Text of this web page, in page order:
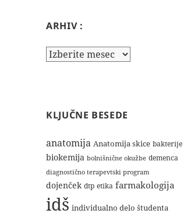
ARHIV :
Arhiv
KLJUČNE BESEDE
anatomija Anatomija skice bakterije
biokemija bolnišnične okužbe demenca
diagnostično terapevtski program
dojenček dtp etika farmakologija
idš individualno delo študenta